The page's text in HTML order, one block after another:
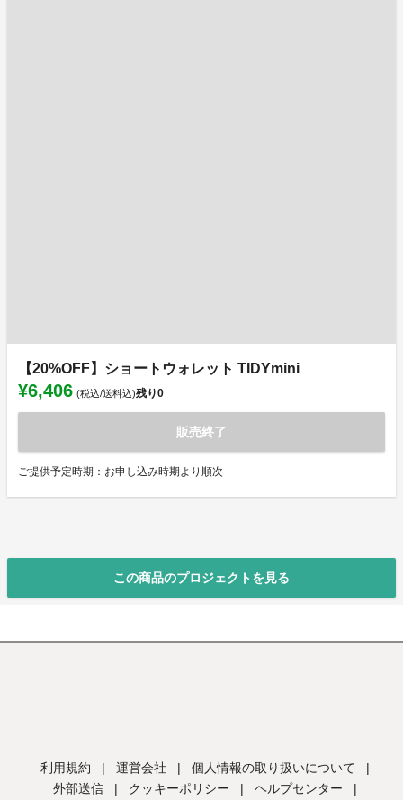
【20%OFF】ショートウォレット TIDYmini
¥6,406 (税込/送料込)残り0
販売終了
ご提供予定時期：お申し込み時期より順次
この商品のプロジェクトを見る
利用規約 | 運営会社 | 個人情報の取り扱いについて
|
外部送信
| クッキーポリシー | ヘルプセンター |